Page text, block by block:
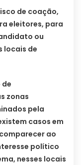
de coação,
eleitores, para
ou
locais de
de
zonas
pela
casos em
ao
político
nesses locais